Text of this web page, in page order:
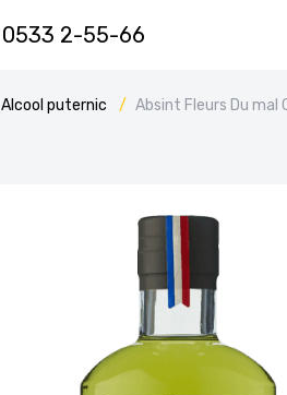
0533 2-55-66
Alcool puternic Absint Fleurs Du mal